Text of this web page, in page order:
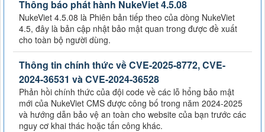
Thông báo phát hành NukeViet 4.5.08
NukeViet 4.5.08 là Phiên bản tiếp theo của dòng NukeViet
4.5, đây là bản cập nhật bảo mật quan trong được đề xuất
cho toàn bộ người dùng.
Thông tin chính thức về CVE-2025-8772, CVE-
2024-36531 và CVE-2024-36528
Phản hồi chính thức của đội code về các lỗ hổng bảo mật
mới của NukeViet CMS được công bố trong năm 2024-2025
và hướng dẫn bảo vệ an toàn cho website của bạn trước các
nguy cơ khai thác hoặc tấn công khác.